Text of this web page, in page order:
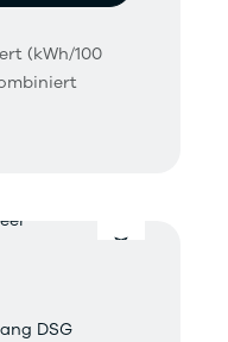
(kWh/100
DSG